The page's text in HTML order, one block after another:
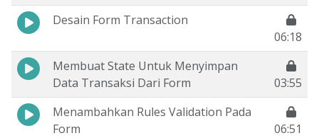
Desain Form Transaction
06:18
Membuat State Untuk Menyimpan
Data Transaksi Dari Form
03:55
Menambahkan Rules Validation Pada
Form
06:51